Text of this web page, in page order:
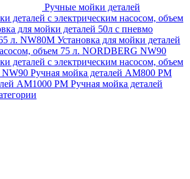
Ручные мойки деталей
деталей с электрическим насосом, объем
для мойки деталей 50л с пневмо
л. NW80M Установка для мойки деталей
объем 75 л. NORDBERG NW90
деталей с электрическим насосом, объем
NW90 Ручная мойка деталей АМ800 РМ
АМ1000 РМ Ручная мойка деталей